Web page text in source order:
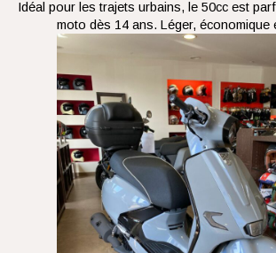
Idéal pour les trajets urbains, le 50cc est
moto dès 14 ans. Léger, économique